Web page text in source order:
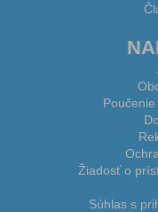
Žiadosť o
Súhlas s